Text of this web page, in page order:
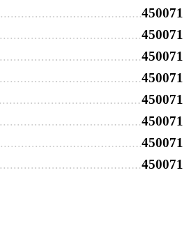
450071
450071
450071
450071
450071
450071
450071
450071